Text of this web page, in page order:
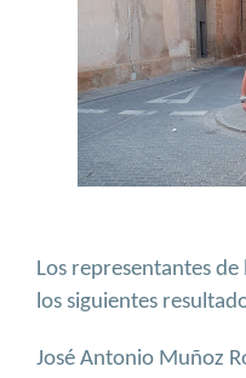
Los representantes
los siguientes
José Antonio Muñoz